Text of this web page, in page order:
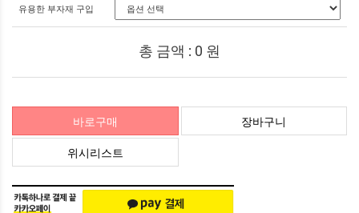
유용한 부자재 구입
총 금액 : 0 원
바로구매
장바구니
위시리스트